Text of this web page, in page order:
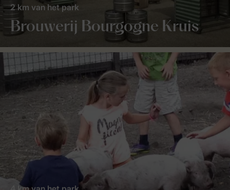
Brouwerij Bourgogne Kruis
2 km van het park